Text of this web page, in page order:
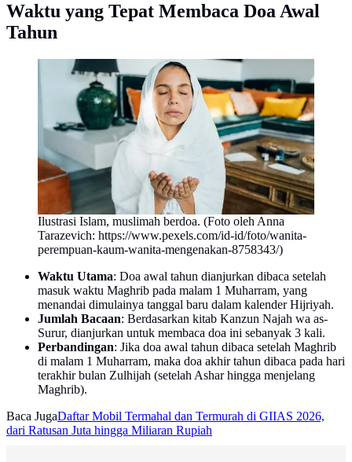
Waktu yang Tepat Membaca Doa Awal
Tahun
Ilustrasi Islam, muslimah berdoa. (Foto oleh Anna
Tarazevich: https://www.pexels.com/id-id/foto/wanita-
perempuan-kaum-wanita-mengenakan-8758343/)
Waktu Utama: Doa awal tahun dianjurkan dibaca setelah
masuk waktu Maghrib pada malam 1 Muharram, yang
menandai dimulainya tanggal baru dalam kalender Hijriyah.
Jumlah Bacaan: Berdasarkan kitab Kanzun Najah wa as-
Surur, dianjurkan untuk membaca doa ini sebanyak 3 kali.
Perbandingan: Jika doa awal tahun dibaca setelah Maghrib
di malam 1 Muharram, maka doa akhir tahun dibaca pada hari
terakhir bulan Zulhijah (setelah Ashar hingga menjelang
Maghrib).
Baca JugaDaftar Mobil Termahal dan Termurah di GIIAS 2026,
dari Ratusan Juta hingga Miliaran Rupiah